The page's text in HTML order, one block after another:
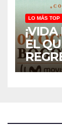
LO MÁS TOP
EL